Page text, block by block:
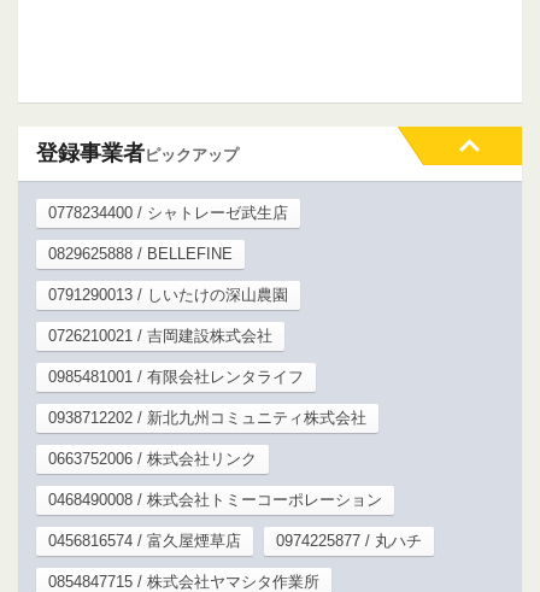
登録事業者ピックアップ
0778234400 / シャトレーゼ武生店
0829625888 / BELLEFINE
0791290013 / しいたけの深山農園
0726210021 / 吉岡建設株式会社
0985481001 / 有限会社レンタライフ
0938712202 / 新北九州コミュニティ株式会社
0663752006 / 株式会社リンク
0468490008 / 株式会社トミーコーポレーション
0456816574 / 富久屋煙草店 0974225877 / 丸ハチ
0854847715 / 株式会社ヤマシタ作業所